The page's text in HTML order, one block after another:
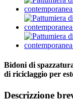
Bidoni di
di riciclaggio per
Descrizzione